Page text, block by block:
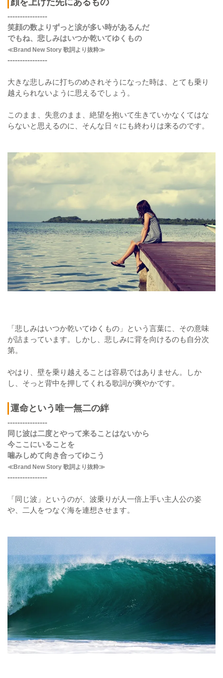
顔を上げた先にあるもの
----------------
笑顔の数よりずっと涙が多い時があるんだ
でもね、悲しみはいつか乾いてゆくもの
≪Brand New Story 歌詞より抜粋≫
----------------
大きな悲しみに打ちのめされそうになった時は、とても乗り
越えられないように思えるでしょう。
このまま、失意のまま、絶望を抱いて生きていかなくてはな
らないと思えるのに、そんな日々にも終わりは来るのです。
「悲しみはいつか乾いてゆくもの」という言葉に、その意味
が詰まっています。しかし、悲しみに背を向けるのも自分次
第。
やはり、壁を乗り越えることは容易ではありません。しか
し、そっと背中を押してくれる歌詞が爽やかです。
運命という唯一無二の絆
----------------
同じ波は二度とやって来ることはないから
今ここにいることを
噛みしめて向き合ってゆこう
≪Brand New Story 歌詞より抜粋≫
----------------
「同じ波」というのが、波乗りが人一倍上手い主人公の姿
や、二人をつなぐ海を連想させます。